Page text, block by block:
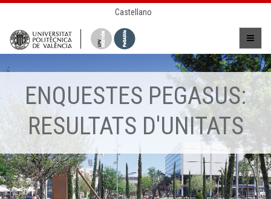
Castellano
ENQUESTES PEGASUS:
RESULTATS D'UNITATS